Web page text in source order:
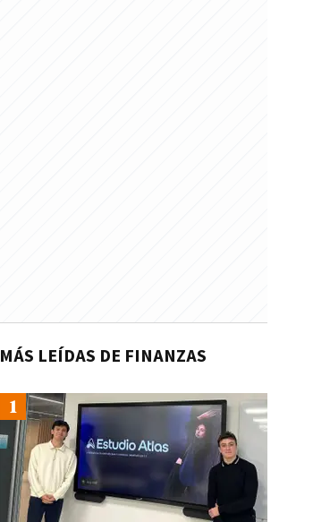
MÁS LEÍDAS DE FINANZAS